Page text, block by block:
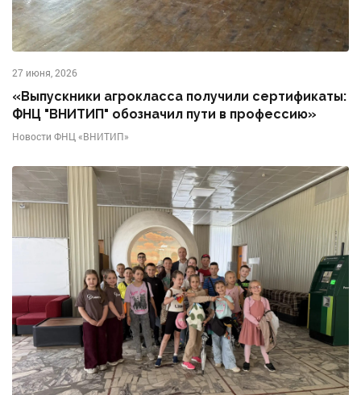
27 июня, 2026
«Выпускники агрокласса получили сертификаты:
ФНЦ "ВНИТИП" обозначил пути в профессию»
Новости ФНЦ «ВНИТИП»